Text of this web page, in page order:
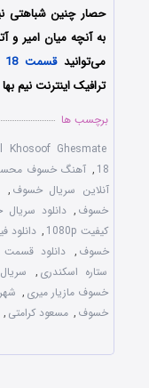
حصار چنین شباهتی
به آنچه میان امیر و
می‌توانیدقسمت 18 خسوف
ترافیک اینترنت نیم
برچسب ها
Khosoof Ghesmate
18
, آهنگ خسوف
آنلاین سریال خسوف ,
خسوف , دانلود
کیفیت 1080p
,
خسوف , دانلود قسمت 18 خسوف
ستاره اسکندری ,
خسوف مازیار میری ,
خسوف , مسعود کرامتی ,